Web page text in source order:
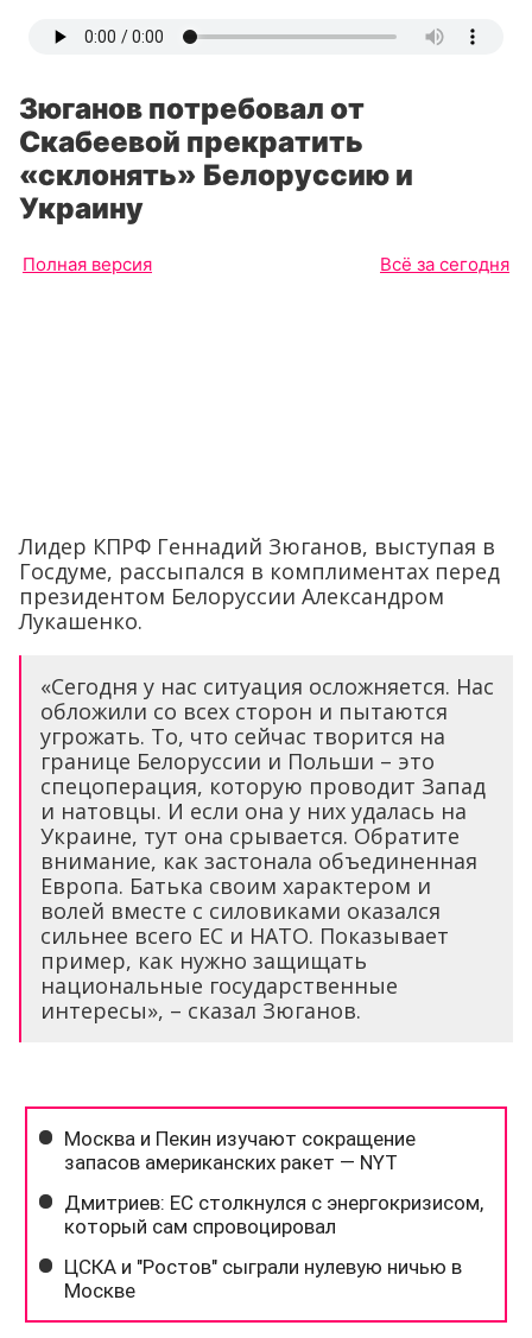
Зюганов потребовал от
Скабеевой прекратить
«склонять» Белоруссию и
Украину
Полная версия Всё за сегодня
Лидер КПРФ Геннадий Зюганов, выступая в
Госдуме, рассыпался в комплиментах перед
президентом Белоруссии Александром
Лукашенко.
«Сегодня у нас ситуация осложняется. Нас
обложили со всех сторон и пытаются
угрожать. То, что сейчас творится на
границе Белоруссии и Польши – это
спецоперация, которую проводит Запад
и натовцы. И если она у них удалась на
Украине, тут она срывается. Обратите
внимание, как застонала объединенная
Европа. Батька своим характером и
волей вместе с силовиками оказался
сильнее всего ЕС и НАТО. Показывает
пример, как нужно защищать
национальные государственные
интересы», – сказал Зюганов.